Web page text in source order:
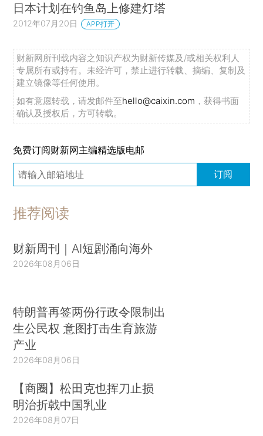
日本计划在钓鱼岛上修建灯塔
2012年07月20日 APP打开
财新网所刊载内容之知识产权为财新传媒及/或相关权利人
专属所有或持有。未经许可，禁止进行转载、摘编、复制及
建立镜像等任何使用。
如有意愿转载，请发邮件至hello@caixin.com ，获得书面
确认及授权后，方可转载。
免费订阅财新网主编精选版电邮
订阅
推荐阅读
财新周刊｜AI短剧涌向海外
2026年08月06日
特朗普再签两份行政令限制出
生公民权 意图打击生育旅游
产业
2026年08月06日
【商圈】松田克也挥刀止损
明治折戟中国乳业
2026年08月07日